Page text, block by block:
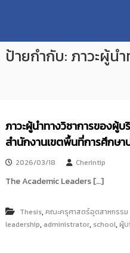
p
U
T
e
a
r
c
R
e
วิ
ท
ท
ค
โ
ล
า
ช
ป้ายกำกับ: ภาวะผู้น
ภาวะผู้นำทางวิชาการของผู้
สำนักงานเขตพื้นที่การศึกษา
2026/03/18 Cherintip
The Academic Leaders […]
Thesis,คณะครุศาสตร์อุตสาหกรรม
leadership, administrator, school,ผู้บ